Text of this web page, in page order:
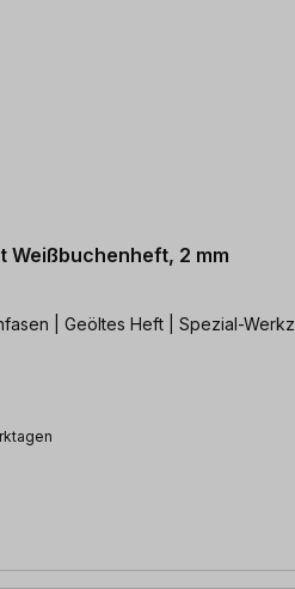
Weißbuchenheft, 2 mm
| Geöltes Heft | Spezial-